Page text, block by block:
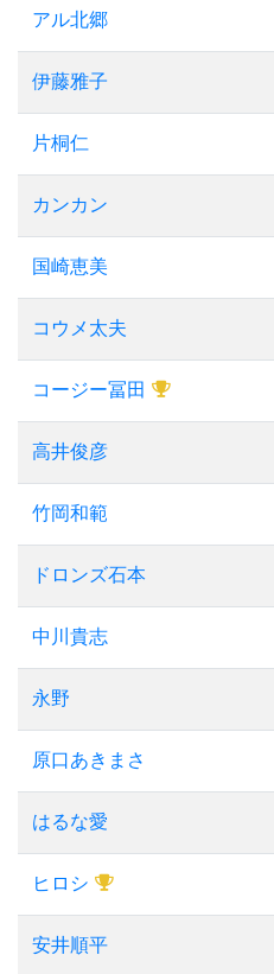
アル北郷
伊藤雅子
片桐仁
カンカン
国崎恵美
コウメ太夫
コージー冨田
高井俊彦
竹岡和範
ドロンズ石本
中川貴志
永野
原口あきまさ
はるな愛
ヒロシ
安井順平